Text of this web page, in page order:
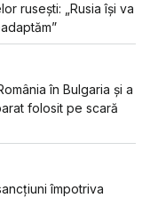
rusești: „Rusia își va
în Bulgaria și a
folosit pe scară
împotriva